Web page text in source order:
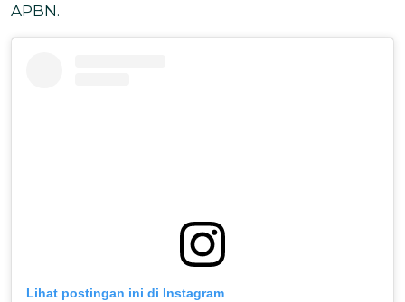
APBN.
Lihat postingan ini di Instagram